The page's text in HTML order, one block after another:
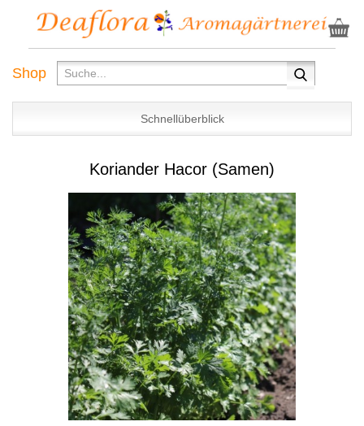
Shop
Schnellüberblick
Koriander Hacor (Samen)